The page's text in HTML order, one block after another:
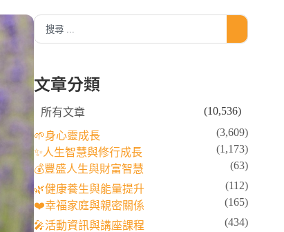
文章分類
所有文章 (10,536)
🌱身心靈成長
(3,609)
✨人生智慧與修行成長
(1,173)
💰豐盛人生與財富智慧
(63)
🌿健康養生與能量提升
(112)
❤️幸福家庭與親密關係
(165)
🎤活動資訊與講座課程
(434)